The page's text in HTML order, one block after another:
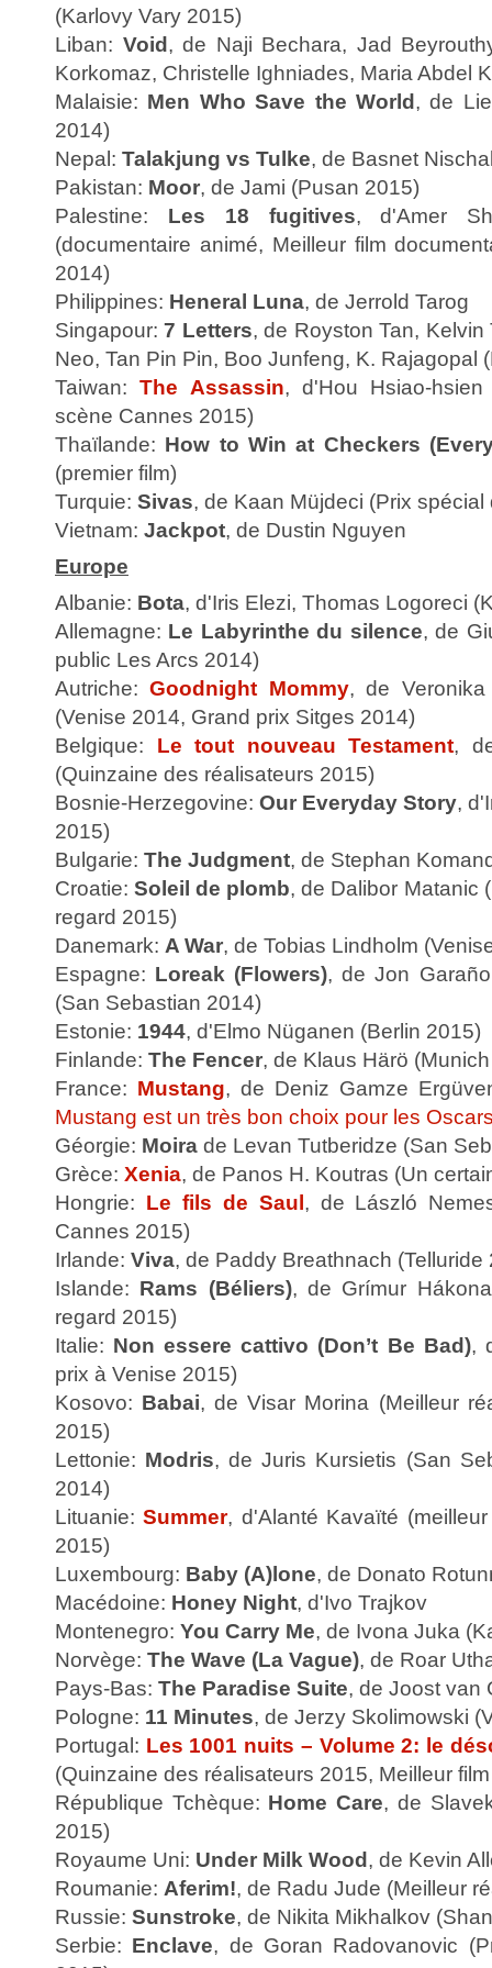
(Karlovy Vary 2015)
Liban: Void, de Naji Bechara, Jad
Korkomaz, Christelle Ighniades, Maria Abdel
Malaisie: Men Who Save the World, de
2014)
Nepal: Talakjung vs Tulke, de Basnet
Pakistan: Moor, de Jami (Pusan 2015)
Palestine: Les 18 fugitives, d'Amer
(documentaire animé, Meilleur film
2014)
Philippines: Heneral Luna, de Jerrold Tarog
Singapour:7 Letters, de Royston Tan,
Neo, Tan Pin Pin, Boo Junfeng, K. Rajagopal
Taiwan:The Assassin, d'Hou Hsiao-
scène Cannes 2015)
Thaïlande: How to Win at Checkers
(premier film)
Turquie: Sivas, de Kaan Müjdeci (Prix
Vietnam: Jackpot, de Dustin Nguyen
Europe
Albanie: Bota, d'Iris Elezi, Thomas Logoreci
Allemagne: Le Labyrinthe du silence, de
public Les Arcs 2014)
Autriche:Goodnight Mommy, de
(Venise 2014, Grand prix Sitges 2014)
Belgique: Le tout nouveau Testament,
(Quinzaine des réalisateurs 2015)
Bosnie-Herzegovine: Our Everyday Story,
2015)
Bulgarie: The Judgment, de Stephan
Croatie:Soleil de plomb, de Dalibor Matanic
regard 2015)
Danemark: A War, de Tobias Lindholm
Espagne: Loreak (Flowers), de Jon
(San Sebastian 2014)
Estonie: 1944, d'Elmo Nüganen (Berlin 2015)
Finlande: The Fencer, de Klaus Härö
France: Mustang, de Deniz Gamze
Mustang est un très bon choix pour les
Géorgie: Moira de Levan Tutberidze (San
Grèce: Xenia, de Panos H. Koutras (Un
Hongrie: Le fils de Saul, de László
Cannes 2015)
Irlande: Viva, de Paddy Breathnach (Telluride
Islande: Rams (Béliers), de Grímur
regard 2015)
Italie: Non essere cattivo (Don’t Be Bad),
prix à Venise 2015)
Kosovo: Babai, de Visar Morina (Meilleur
2015)
Lettonie: Modris, de Juris Kursietis (San
2014)
Lituanie:Summer, d'Alanté Kavaïté
2015)
Luxembourg: Baby (A)lone, de Donato
Macédoine: Honey Night, d'Ivo Trajkov
Montenegro: You Carry Me, de Ivona Juka
Norvège: The Wave (La Vague), de Roar
Pays-Bas: The Paradise Suite, de Joost van
Pologne: 11 Minutes, de Jerzy Skolimowski
Portugal: Les 1001 nuits – Volume 2: le
(Quinzaine des réalisateurs 2015, Meilleur
République Tchèque: Home Care, de
2015)
Royaume Uni: Under Milk Wood, de Kevin
Roumanie: Aferim!, de Radu Jude (Meilleur
Russie: Sunstroke, de Nikita Mikhalkov
Serbie: Enclave, de Goran Radovanovic